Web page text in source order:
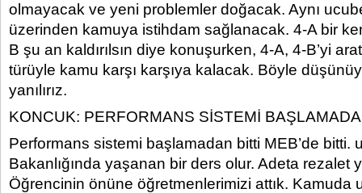
olmayacak ve yeni problemler doğacak. Aynı
üzerinden kamuya istihdam sağlanacak. 4-A bir
B şu an kaldırılsın diye konuşurken, 4-A, 4-B’yi
türüyle kamu karşı karşıya kalacak. Böyle
yanılırız.
KONCUK: PERFORMANS SİSTEMİ
Performans sistemi başlamadan bitti MEB’de bitti.
Bakanlığında yaşanan bir ders olur. Adeta rezalet
Öğrencinin önüne öğretmenlerimizi attık. Kamuda